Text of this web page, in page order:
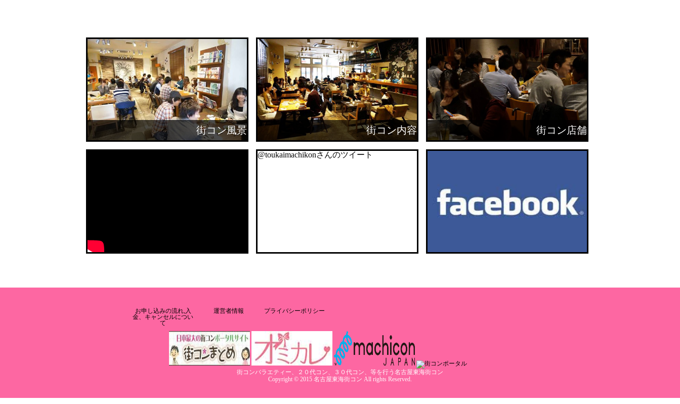
街コン風景 街コン内容 街コン店舗
@toukaimachikonさんのツイート
お申し込みの流れ,入
金、キャンセルについ
て
運営者情報 プライバシーポリシー
街コンバラエティー、２０代コン、３０代コン、等を行う名古屋東海街コン
Copyright © 2015 名古屋東海街コン All rights Reserved.